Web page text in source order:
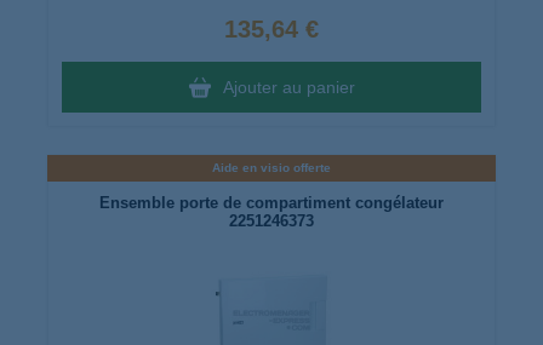
135,64 €
Ajouter au panier
Aide en visio offerte
Ensemble porte de compartiment congélateur
2251246373